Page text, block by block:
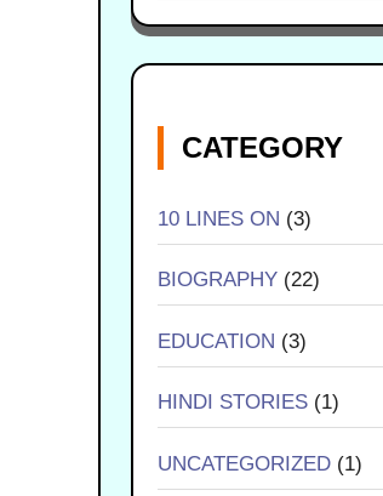
CATEGORY
10 LINES ON (3)
BIOGRAPHY (22)
EDUCATION (3)
HINDI STORIES (1)
UNCATEGORIZED (1)